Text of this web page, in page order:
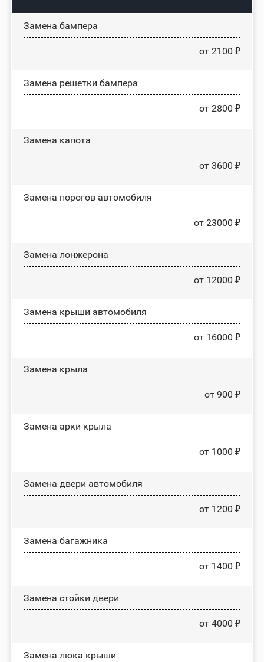
Замена бампера
от 2100 ₽
Замена решетки бампера
от 2800 ₽
Замена капота
от 3600 ₽
Замена порогов автомобиля
от 23000 ₽
Замена лонжерона
от 12000 ₽
Замена крыши автомобиля
от 16000 ₽
Замена крыла
от 900 ₽
Замена арки крыла
от 1000 ₽
Замена двери автомобиля
от 1200 ₽
Замена багажника
от 1400 ₽
Зaмeнa cтoйĸи двepи
от 4000 ₽
Зaмeнa люĸa ĸpыши